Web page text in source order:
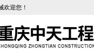
欢迎您！